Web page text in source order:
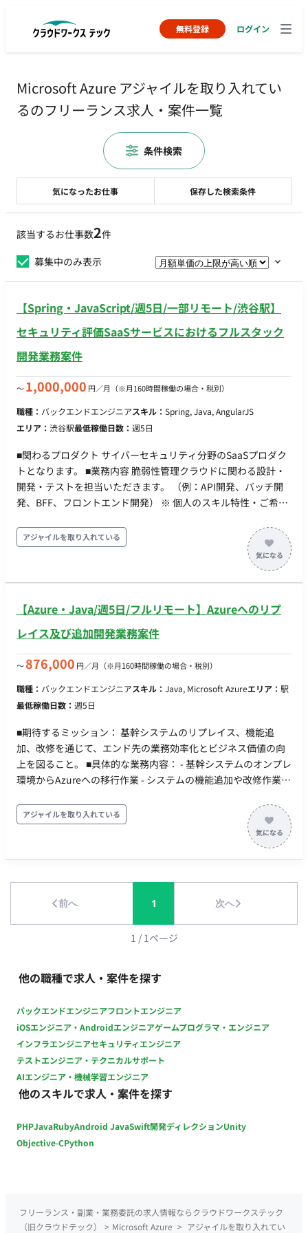
無料登録 ログイン
Microsoft Azure アジャイルを取り入れてい
るのフリーランス求人・案件一覧
該当するお仕事数2件
募集中のみ表示
【Spring・JavaScript/週5日/一部リモート/渋谷駅】
セキュリティ評価SaaSサービスにおけるフルスタック
開発業務案件
〜1,000,000 円／月 （※月160時間稼働の場合・税別）
職種： バックエンドエンジニアスキル： Spring, Java, AngularJS
エリア： 渋谷駅最低稼働日数： 週5日
■関わるプロダクト サイバーセキュリティ分野のSaaSプロダク
トとなります。 ■業務内容 脆弱性管理クラウドに関わる設計・
開発・テストを担当いただきます。 （例：API開発、バッチ開
発、BFF、フロントエンド開発） ※ 個人のスキル特性・ご希望
Kotlin, Spring Boot ・フロントエンド：TypeScript, Angular,
RxJS, PrimeNG, Akita ・インフラ：AWS, Docker, MySQL,
ElasticSearch, Redis, Datadog, Kibana, Sentry ・リポジトリ管
理：GitHub Enterprise Cloud ・コミュニケーション：Slack,
GitHubProjects ・開発環境：JetBrains All Products Pack
（IntelliJ IDEA, DataGrip, WebStorm）, Github Copilot,
Google workspace ・生成AI: Gemini, notebooklm ■配属組織
年齢は３５歳ぐらいのチームです ・一人一人が裁量をもって、
開発を進める組織です ・初めて経験するスキルなどは、ペアプ
・10:00~19:00、平日週5日 ・週3日(月火金)出社、週2日リモー
ト ・PC貸与
アジャイルを取り入れている
【Azure・Java/週5日/フルリモート】Azureへのリプ
レイス及び追加開発業務案件
〜876,000 円／月 （※月160時間稼働の場合・税別）
職種： バックエンドエンジニアスキル： Java, Microsoft Azureエリア： 駅
最低稼働日数： 週5日
■期待するミッション： 基幹システムのリプレイス、機能追
加、改修を通じて、エンド先の業務効率化とビジネス価値の向
上を図ること。 ■具体的な業務内容： - 基幹システムのオンプレ
環境からAzureへの移行作業 - システムの機能追加や改修作業 -
Javaを活用した追加機能開発 ■開発環境言語： - 言語：Java ■
リモート稼働について： 全ての案件はフルリモートでの稼働と
アジャイルを取り入れている
前へ 1 次へ
1 / 1ページ
他の職種で求人・案件を探す
バックエンドエンジニアフロントエンジニア
iOSエンジニア・Androidエンジニアゲームプログラマ・エンジニア
インフラエンジニアセキュリティエンジニア
テストエンジニア・テクニカルサポート
AIエンジニア・機械学習エンジニア
他のスキルで求人・案件を探す
PHPJavaRubyAndroid JavaSwift開発ディレクションUnity
Objective-CPython
気になったお仕事 保存した検索条件
条件検索
フリーランス・副業・業務委託の求人情報ならクラウドワークステック
（旧クラウドテック）
> Microsoft Azure > アジャイルを取り入れてい